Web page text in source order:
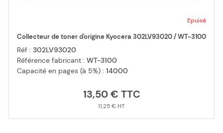
Epuisé
Collecteur de toner d'origine Kyocera 302LV93020 / WT-3100
Réf : 302LV93020
Référence fabricant : WT-3100
Capacité en pages (à 5%) : 14000
13,50 €
11,25 €